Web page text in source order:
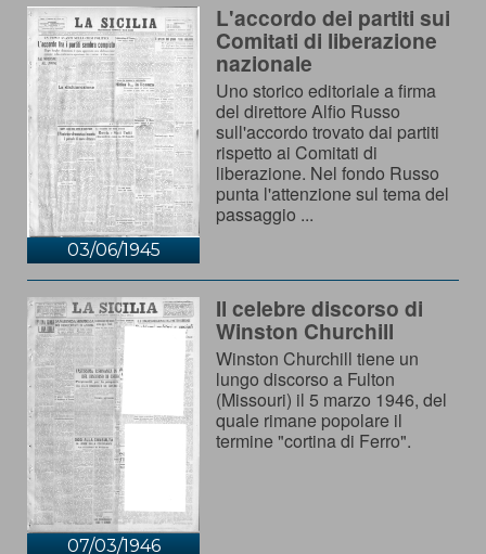
03/06/1945
L'accordo dei partiti sui
Comitati di liberazione
nazionale
Uno storico editoriale a firma
del direttore Alfio Russo
sull'accordo trovato dai partiti
rispetto ai Comitati di
liberazione. Nel fondo Russo
punta l'attenzione sul tema del
passaggio ...
07/03/1946
Il celebre discorso di
Winston Churchill
Winston Churchill tiene un
lungo discorso a Fulton
(Missouri) il 5 marzo 1946, del
quale rimane popolare il
termine "cortina di Ferro".